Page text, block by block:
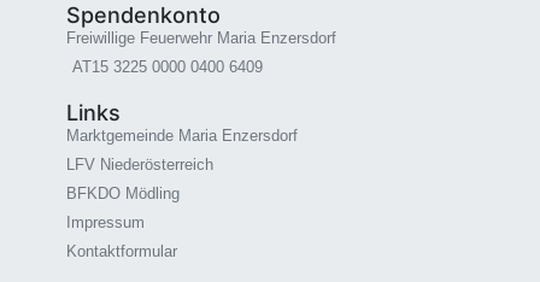
Spendenkonto
Freiwillige Feuerwehr Maria Enzersdorf
AT15 3225 0000 0400 6409
Links
Marktgemeinde Maria Enzersdorf
LFV Niederösterreich
BFKDO Mödling
Impressum
Kontaktformular